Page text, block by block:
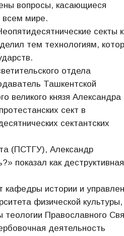
вопросы, касающиеся
всем мире.
секты
тем технологиям,
отдела
Ташкентской
великого князя Александра
сект в
сектантских
(ПСТГУ), Александр
показал как деструктивная
истории и
физической культуры,
Православного
деятельность